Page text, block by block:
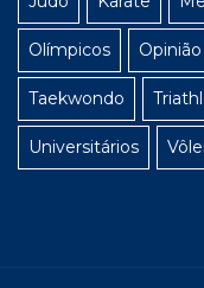
Olímpicos Opinião
Taekwondo
Universitários Vôlei